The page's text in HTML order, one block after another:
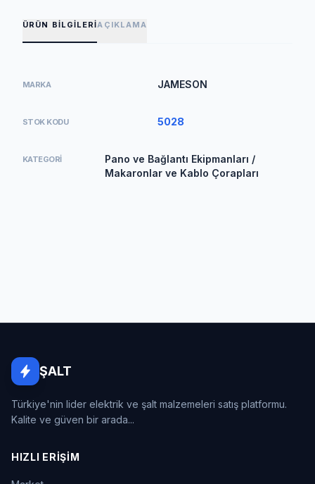
ÜRÜN BILGILERIAÇIKLAMA
MARKA JAMESON
STOK KODU 5028
KATEGORI
Pano ve Bağlantı Ekipmanları /
Makaronlar ve Kablo Çorapları
ŞALT
Türkiye'nin lider elektrik ve şalt malzemeleri satış platformu.
Kalite ve güven bir arada...
HIZLI ERIŞIM